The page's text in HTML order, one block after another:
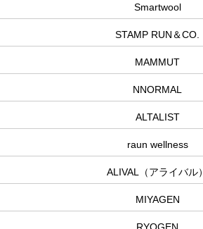
Smartwool
STAMP RUN＆CO.
MAMMUT
NNORMAL
ALTALIST
raun wellness
ALIVAL（アライバル）
MIYAGEN
RYOGEN